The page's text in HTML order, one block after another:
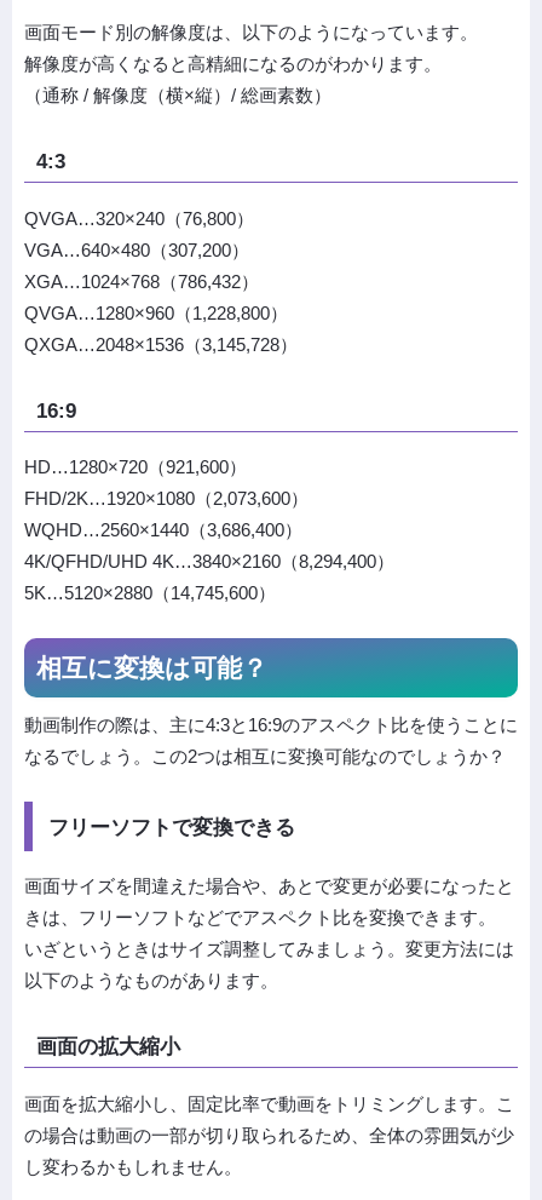
画面モード別の解像度は、以下のようになっています。
解像度が高くなると高精細になるのがわかります。
（通称 / 解像度（横×縦）/ 総画素数）
4:3
QVGA…320×240（76,800）
VGA…640×480（307,200）
XGA…1024×768（786,432）
QVGA…1280×960（1,228,800）
QXGA…2048×1536（3,145,728）
16:9
HD…1280×720（921,600）
FHD/2K…1920×1080（2,073,600）
WQHD…2560×1440（3,686,400）
4K/QFHD/UHD 4K…3840×2160（8,294,400）
5K…5120×2880（14,745,600）
相互に変換は可能？
動画制作の際は、主に4:3と16:9のアスペクト比を使うことに
なるでしょう。この2つは相互に変換可能なのでしょうか？
フリーソフトで変換できる
画面サイズを間違えた場合や、あとで変更が必要になったと
きは、フリーソフトなどでアスペクト比を変換できます。
いざというときはサイズ調整してみましょう。変更方法には
以下のようなものがあります。
画面の拡大縮小
画面を拡大縮小し、固定比率で動画をトリミングします。こ
の場合は動画の一部が切り取られるため、全体の雰囲気が少
し変わるかもしれません。